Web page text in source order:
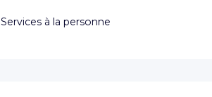
Services à la personne